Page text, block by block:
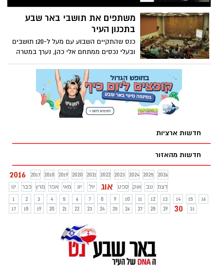
העניק טיפול רפואי ופינה אותו במצב בינוני
לבית החולים סורוקה.
משתפים את תושבי באר שבע
בתכנון העיר
כנס שהתקיים השבוע עם מעל ל-120 תושבים
ובעלי נכסים ממתחם אלי כהן, נערך במטרה
לשתף ולערב את הציבור בתכנון ויזמות בעיר,
בין היתר באמצעות פרוייקטים של פינוי-בינוי
ותמ"א 38, שהולכים לשנות את פני העיר מן
הקצה אל הקצה.
חדשות ארציות
חדשות מהאזור
2016 2017 2018 2019 2020 2021 2022 2023 2024 2025
2026
ינו
פבר מרץ אפר מאי יונ יול אוג ספט אוק נוב
דצמ
1
2 3 4 5 6 7 8 9 10 11 12 13 14 15
16
17
18 19 20 21 22 23 24 25 26 27 28 29 30 31